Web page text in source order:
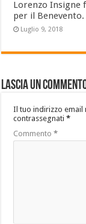
Lorenzo Insigne
per il Benevento.
Luglio 9, 2018
Lascia un
Il tuo indirizzo email
contrassegnati*
Commento*